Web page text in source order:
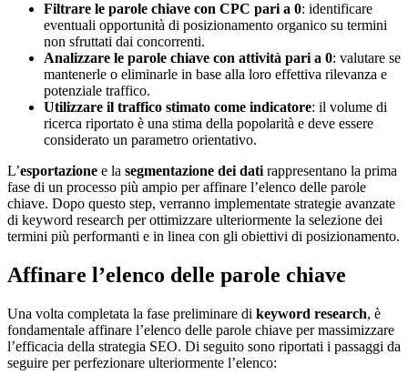
Filtrare le parole chiave con CPC pari a 0: identificare
eventuali opportunità di posizionamento organico su termini
non sfruttati dai concorrenti.
Analizzare le parole chiave con attività pari a 0: valutare se
mantenerle o eliminarle in base alla loro effettiva rilevanza e
potenziale traffico.
Utilizzare il traffico stimato come indicatore: il volume di
ricerca riportato è una stima della popolarità e deve essere
considerato un parametro orientativo.
L’esportazione e la segmentazione dei dati rappresentano la prima
fase di un processo più ampio per affinare l’elenco delle parole
chiave. Dopo questo step, verranno implementate strategie avanzate
di keyword research per ottimizzare ulteriormente la selezione dei
termini più performanti e in linea con gli obiettivi di posizionamento.
Affinare l’elenco delle parole chiave
Una volta completata la fase preliminare di keyword research, è
fondamentale affinare l’elenco delle parole chiave per massimizzare
l’efficacia della strategia SEO. Di seguito sono riportati i passaggi da
seguire per perfezionare ulteriormente l’elenco: